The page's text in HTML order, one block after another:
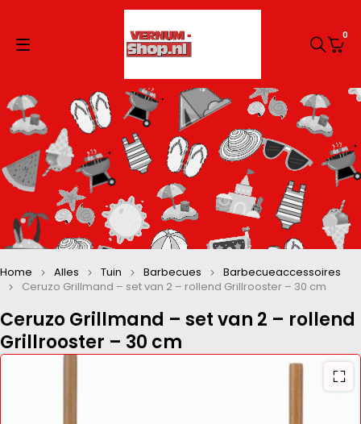
0
Ceruzo Grillmand – set van 2 – rollend
Grillrooster – 30 cm
Home Alles Tuin Barbecues
Barbecueaccessoires
Ceruzo Grillmand – set van 2 – rollend Grillrooster – 30 cm